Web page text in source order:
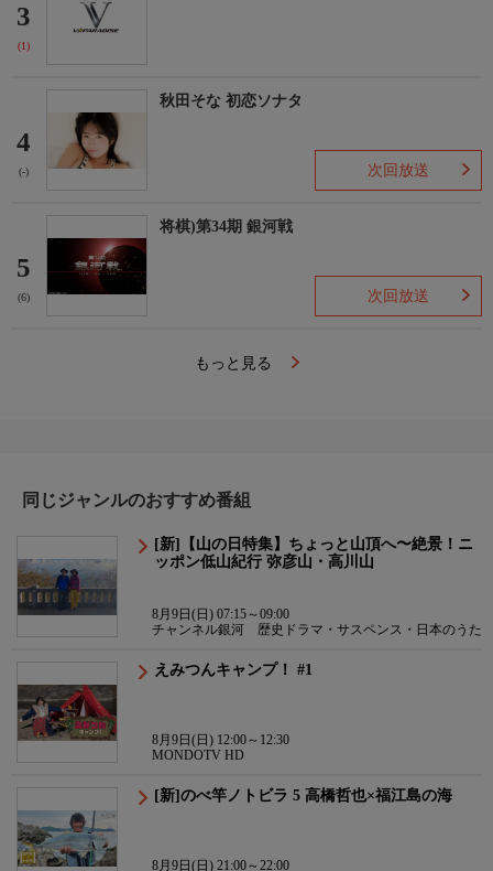
3
(1)
4
(-)
秋田そな 初恋ソナタ
次回放送
5
(6)
将棋)第34期 銀河戦
次回放送
もっと見る
同じジャンルのおすすめ番組
[新]【山の日特集】ちょっと山頂へ〜絶景！ニ
ッポン低山紀行 弥彦山・高川山
8月9日(日) 07:15～09:00
チャンネル銀河 歴史ドラマ・サスペンス・日本のうた
えみつんキャンプ！ #1
8月9日(日) 12:00～12:30
MONDOTV HD
[新]のべ竿ノトビラ 5 高橋哲也×福江島の海
8月9日(日) 21:00～22:00